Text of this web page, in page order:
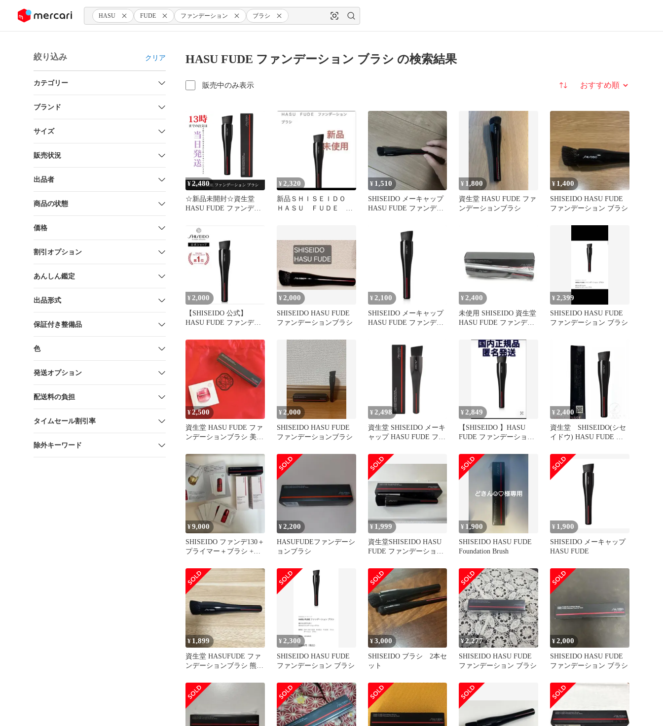
ツにスキップ HASU FUDE ファンデーション ブラシ
絞り込み クリア
カテゴリー
ブランド
サイズ
販売状況
出品者
商品の状態
価格
割引オプション
あんしん鑑定
出品形式
保証付き整備品
色
発送オプション
配送料の負担
タイムセール割引率
除外キーワード
HASU FUDE ファンデーション ブラシ の検索結果
販売中のみ表示 並び替え
¥2,480
☆新品未開封☆資生堂
HASU FUDE ファンデー
¥ 2,320
新品ＳＨＩＳＥＩＤＯ
ＨＡＳＵ ＦＵＤＥ フ
¥ 1,510
SHISEIDO メーキャップ
HASU FUDE ファンデー
¥ 1,800
資生堂 HASU FUDE ファ
ンデーションブラシ
¥ 1,400
SHISEIDO HASU FUDE
ファンデーション ブラシ
¥ 2,000
【SHISEIDO 公式】
HASU FUDE ファンデー
¥ 2,000
SHISEIDO HASU FUDE
ファンデーションブラシ
¥ 2,100
SHISEIDO メーキャップ
HASU FUDE ファンデー
¥ 2,400
未使用 SHISEIDO 資生堂
HASU FUDE ファンデー
シ BN6545Y2
¥ 2,399
SHISEIDO HASU FUDE
ファンデーション ブラシ
¥2,500
資生堂 HASU FUDE ファ
ンデーションブラシ 美容
¥ 2,000
SHISEIDO HASU FUDE
ファンデーションブラシ
¥ 2,498
資生堂 SHISEIDO メーキ
ャップ HASU FUDE ファ
工毛[定形内郵便]
¥ 2,849
【SHISEIDO 】HASU
FUDE ファンデーション
¥ 2,400
資生堂 SHISEIDO(シセ
イドウ) HASU FUDE フ
【国内正規品】追跡メー
ル便・ポスト投函
¥9,000
SHISEIDO ファンデ130＋
プライマー＋ブラシ +サ
¥2,200
HASUFUDEファンデーシ
ョンブラシ
¥ 1,999
資生堂SHISEIDO HASU
FUDE ファンデーション
¥ 1,900
SHISEIDO HASU FUDE
Foundation Brush
¥ 1,900
SHISEIDO メーキャップ
HASU FUDE
¥ 1,899
資生堂 HASUFUDE ファ
ンデーションブラシ 熊野
¥ 2,300
SHISEIDO HASU FUDE
ファンデーション ブラシ
¥3,000
SHISEIDO ブラシ 2本セ
ット
¥2,277
SHISEIDO HASU FUDE
ファンデーション ブラシ
¥2,000
SHISEIDO HASU FUDE
ファンデーション ブラシ